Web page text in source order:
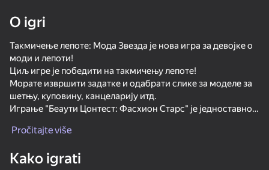
od svih. Čak i “neigrači”.
O igri
Такмичење лепоте: Мода Звезда је нова игра за девојке о
моди и лепоти!
Циљ игре је победити на такмичењу лепоте!
Морате извршити задатке и одабрати слике за моделе за
шетњу, куповину, канцеларију итд.
Играње "Беаути Цонтест: Фасхион Старс" је једноставно и
- изаберите модел који желите да обучете
различите ситуације!
Pročitajte više
Kako igrati